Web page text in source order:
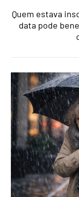
Quem estava
data pode